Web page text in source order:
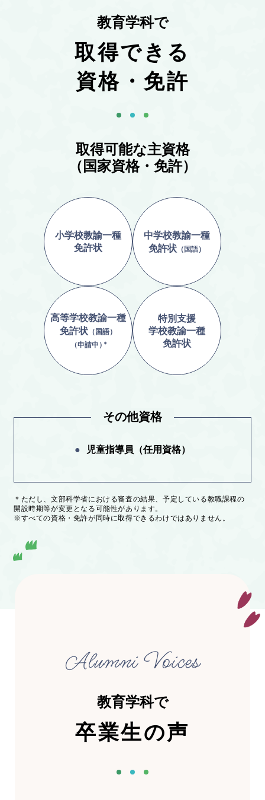
教育学科で
取得できる
資格・免許
取得可能な主資格
（国家資格・免許）
小学校教諭一種
免許状
中学校教諭一種
免許状 （国語）
高等学校教諭一種
免許状 （国語）
（申請中）＊
特別支援
学校教諭一種
免許状
その他資格
● 児童指導員（任用資格）
＊ただし、文部科学省における審査の結果、予定している教職課程の
開設時期等が変更となる可能性があります。
※すべての資格・免許が同時に取得できるわけではありません。
Alumni Voices
教育学科で
卒業生の声